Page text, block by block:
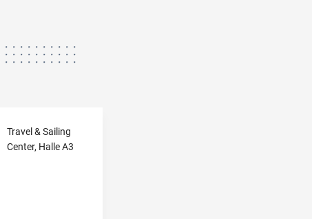
Travel & Sailing
Center, Halle A3